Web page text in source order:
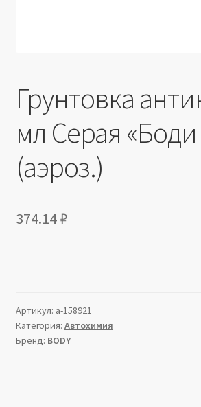
Грунтовка
мл Серая
(аэроз.)
374.14₽
Артикул: a-158921
Категория: Автохимия
Бренд: BODY